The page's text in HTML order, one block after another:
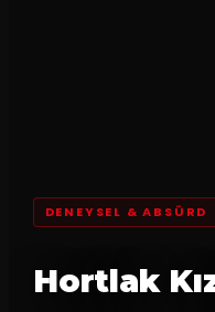
DENEYSEL & ABSÜRD
Hortlak